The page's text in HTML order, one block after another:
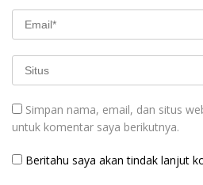
Simpan nama, email, dan situs
untuk komentar saya berikutnya.
Beritahu saya akan tindak lanjut